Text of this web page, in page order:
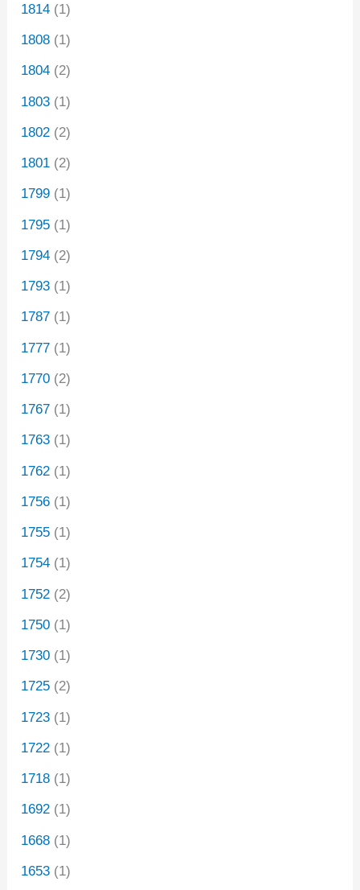
1814 (1)
1808 (1)
1804 (2)
1803 (1)
1802 (2)
1801 (2)
1799 (1)
1795 (1)
1794 (2)
1793 (1)
1787 (1)
1777 (1)
1770 (2)
1767 (1)
1763 (1)
1762 (1)
1756 (1)
1755 (1)
1754 (1)
1752 (2)
1750 (1)
1730 (1)
1725 (2)
1723 (1)
1722 (1)
1718 (1)
1692 (1)
1668 (1)
1653 (1)